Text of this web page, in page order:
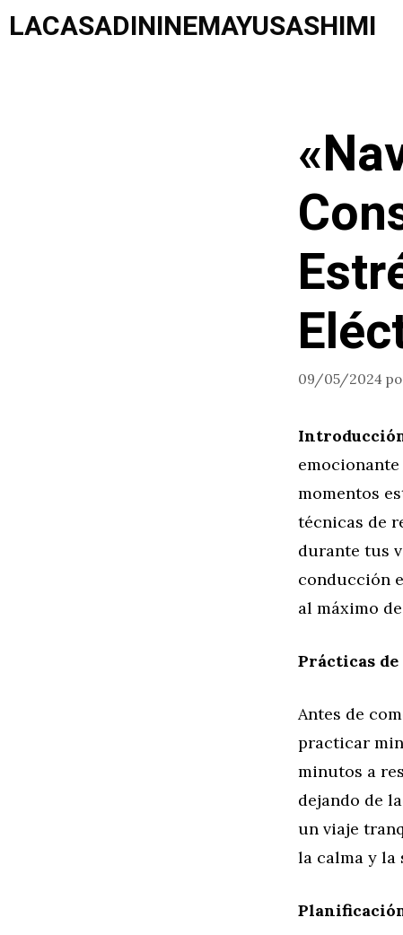
Saltar
alLACASADININEMAYUSASHIMI
09/05/2024
momentos
técnicas de
durante tus
conducción
al máximo
Prácticas
Antes de
practicar
minutos a
dejando de
un viaje
la calma y la